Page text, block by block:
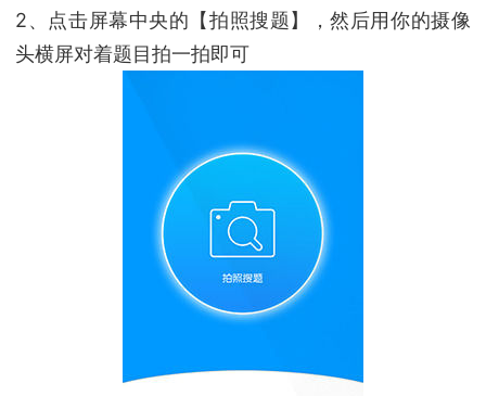
2、点击屏幕中央的【拍照搜题】，然后用你的摄像
头横屏对着题目拍一拍即可